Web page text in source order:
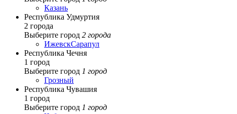
Казань
Республика Удмуртия
2 города
Выберите город 2 города
ИжевскСарапул
Республика Чечня
1 город
Выберите город 1 город
Грозный
Республика Чувашия
1 город
Выберите город 1 город